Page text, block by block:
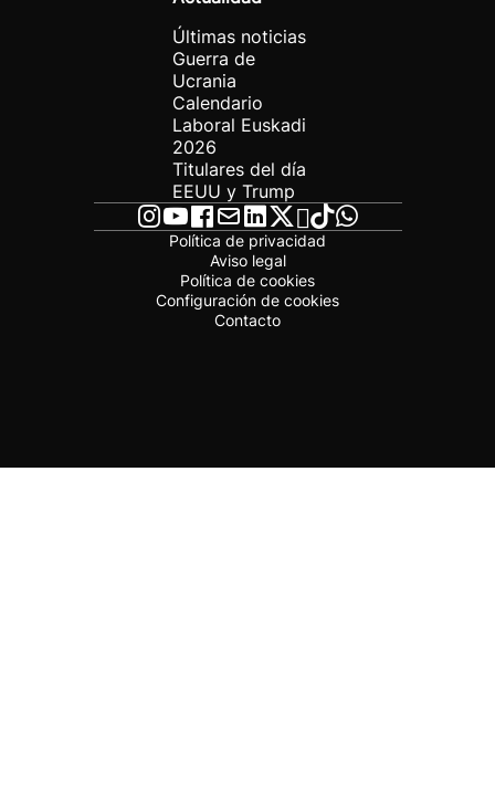
Últimas noticias
Guerra de
Ucrania
Calendario
Laboral Euskadi
2026
Titulares del día
EEUU y Trump
Política de privacidad
Aviso legal
Política de cookies
Configuración de cookies
Contacto